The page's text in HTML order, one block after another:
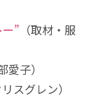
” （取材・服
愛子）
スグレン）